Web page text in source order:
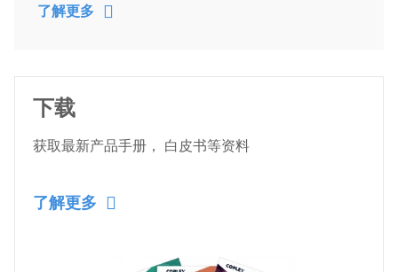
了解更多
下载
获取最新产品手册， 白皮书等资料
了解更多